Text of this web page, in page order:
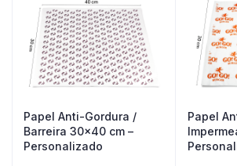
Papel Anti-Gordura /
Barreira 30×40 cm –
Personalizado
Papel